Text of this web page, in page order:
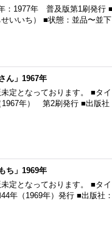
：1977年 普及版第1刷発行
いいち） ■状態：並品〜並
ん」1967年
定となっております。 ■タ
年） 第2刷発行 ■出版社
ち」1969年
定となっております。 ■タ
年（1969年）発行 ■出版社